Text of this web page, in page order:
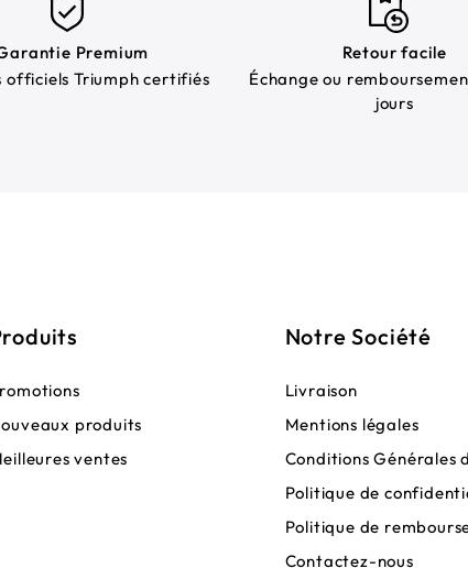
Premium
officiels Triumph certifiés
Retour facile
Échange ou
jours
produits
ventes
Notre Société
Livraison
Mentions légales
Conditions Générales
Politique de
Politique de
Contactez-nous